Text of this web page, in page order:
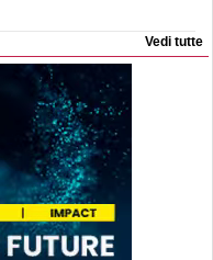
Vedi tutte